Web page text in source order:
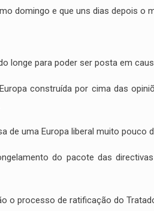
domingo e que uns dias depois o
longe para poder ser posta em
construída por cima das
de uma Europa liberal muito pouco
do pacote das
o processo de ratificação do